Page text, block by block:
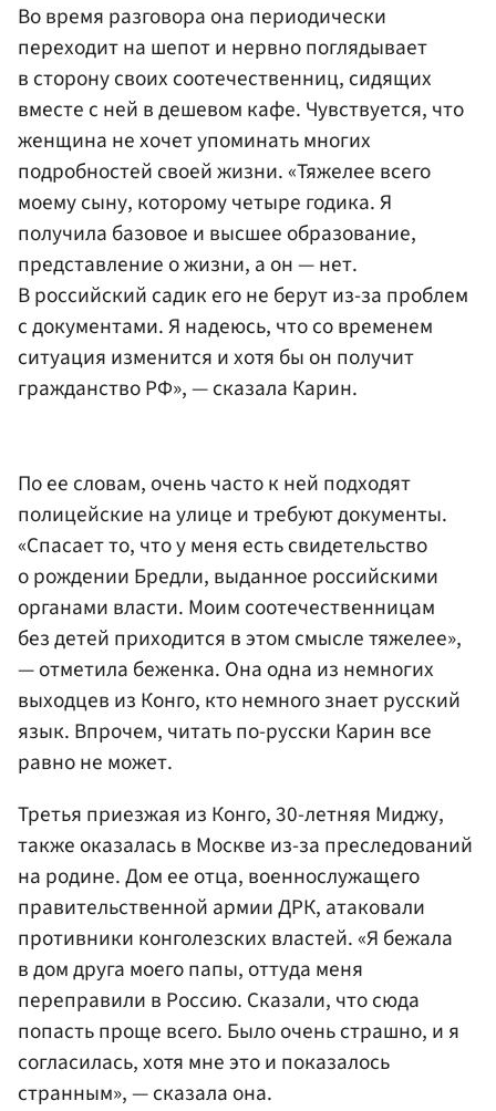
Во время разговора она периодически
переходит на шепот и нервно поглядывает
в сторону своих соотечественниц, сидящих
вместе с ней в дешевом кафе. Чувствуется, что
женщина не хочет упоминать многих
подробностей своей жизни. «Тяжелее всего
моему сыну, которому четыре годика. Я
получила базовое и высшее образование,
представление о жизни, а он — нет.
В российский садик его не берут из-за проблем
с документами. Я надеюсь, что со временем
ситуация изменится и хотя бы он получит
гражданство РФ», — сказала Карин.
По ее словам, очень часто к ней подходят
полицейские на улице и требуют документы.
«Спасает то, что у меня есть свидетельство
о рождении Бредли, выданное российскими
органами власти. Моим соотечественницам
без детей приходится в этом смысле тяжелее»,
— отметила беженка. Она одна из немногих
выходцев из Конго, кто немного знает русский
язык. Впрочем, читать по-русски Карин все
равно не может.
Третья приезжая из Конго, 30-летняя Миджу,
также оказалась в Москве из-за преследований
на родине. Дом ее отца, военнослужащего
правительственной армии ДРК, атаковали
противники конголезских властей. «Я бежала
в дом друга моего папы, оттуда меня
переправили в Россию. Сказали, что сюда
попасть проще всего. Было очень страшно, и я
согласилась, хотя мне это и показалось
странным», — сказала она.